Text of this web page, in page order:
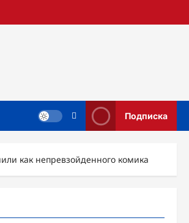
Подписка
как непревзойденного комика